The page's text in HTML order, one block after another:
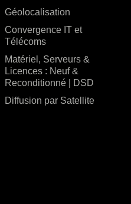
Géolocalisation
Convergence IT et
Télécoms
Matériel, Serveurs &
Licences : Neuf &
Reconditionné | DSD
Diffusion par Satellite